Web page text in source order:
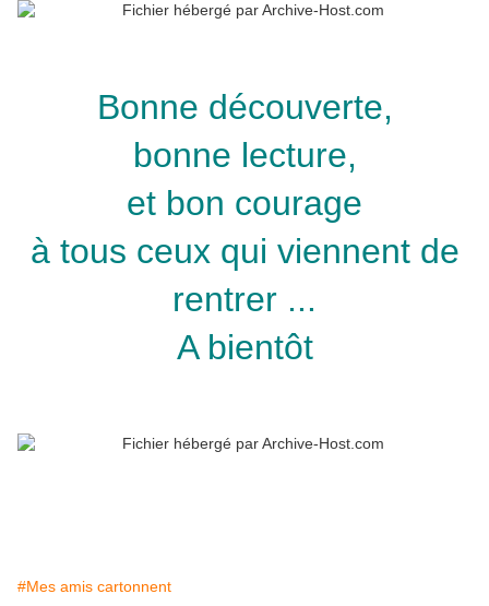
Bonne découverte,
bonne lecture,
et bon courage
à tous ceux qui viennent de
rentrer ...
A bientôt
#Mes amis cartonnent